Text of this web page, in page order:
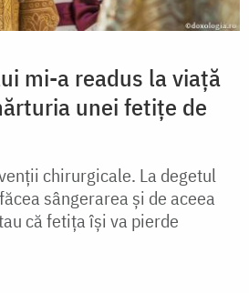
mi-a readus la viață
unei fetițe de
chirurgicale. La degetul
sângerarea și de aceea
că fetița își va pierde